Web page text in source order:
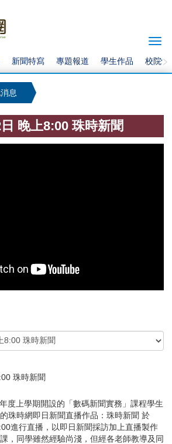
新聞特寫 專題報道 學生作品 校院快
息
晚上8:00 珠時新聞
珠時新聞
度上學期開設的「數碼新聞實務」課程學生
珠時網即日新聞直播作品：珠時新聞 於
進行直播，以即日新聞採訪加上直播製作
，同學雖然經驗尚淺，但經各老師教導及同